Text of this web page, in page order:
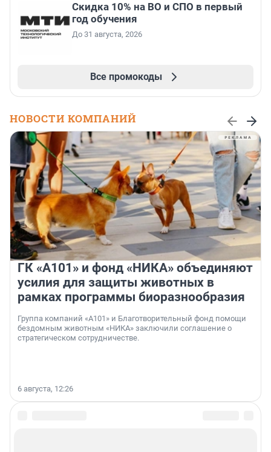
Скидка 10% на ВО и СПО в первый
год обучения
До 31 августа, 2026
Все промокоды
НОВОСТИ КОМПАНИЙ
ГК «А101» и фонд «НИКА» объединяют
усилия для защиты животных в
рамках программы биоразнообразия
Группа компаний «А101» и Благотворительный фонд помощи
бездомным животным «НИКА» заключили соглашение о
стратегическом сотрудничестве.
6 августа, 12:26